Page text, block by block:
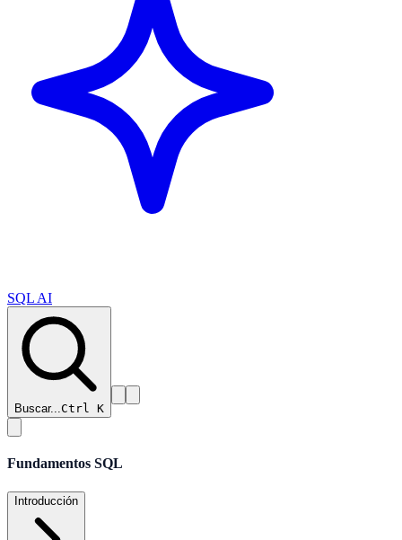
SQL AI
Buscar...Ctrl K
Fundamentos SQL
Introducción